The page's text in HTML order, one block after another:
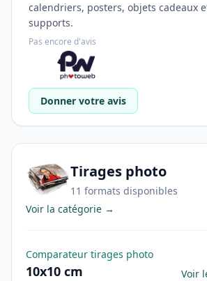
calendriers, posters, objets cadeaux
supports.
Pas encore d'avis
Donner votre avis
Tirages photo
11 formats disponibles
Voir la catégorie →
Comparateur tirages photo
10x10 cm Voir